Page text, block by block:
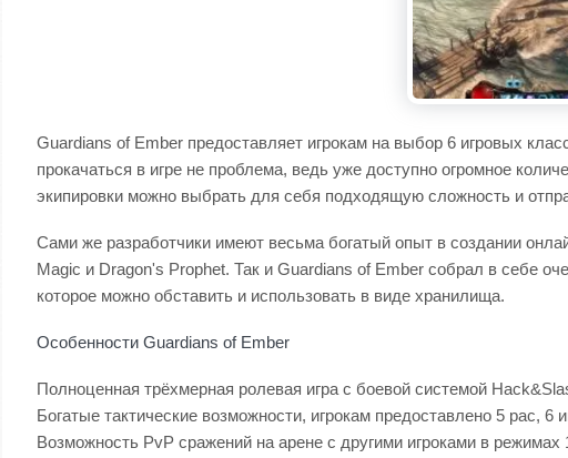
Guardians of Ember предоставляет игрокам на выбор 6 игровых
прокачаться в игре не проблема, ведь уже доступно огромное
экипировки можно выбрать для себя подходящую сложность и
Сами же разработчики имеют весьма богатый опыт в создании
Magic и Dragon's Prophet. Так и Guardians of Ember собрал в себе
которое можно обставить и использовать в виде хранилища.
Особенности Guardians of Ember
Полноценная трёхмерная ролевая игра с боевой системой
Богатые тактические возможности, игрокам предоставлено 5 рас,
Возможность PvP сражений на арене с другими игроками в режимах